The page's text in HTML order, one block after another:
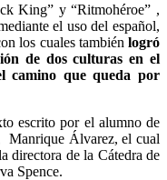
King” y “Ritmohéroe” ,
el uso del español,
los cuales también logró
de dos culturas en el
camino que queda por
escrito por el alumno de
Manrique Álvarez, el cual
directora de la Cátedra de
Spence.